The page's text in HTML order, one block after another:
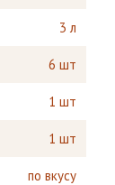
3 л
6 шт
1 шт
1 шт
по вкусу